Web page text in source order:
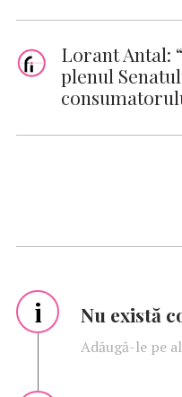
Lorant Antal:
plenul
i Nu există
Adăugă-le pe